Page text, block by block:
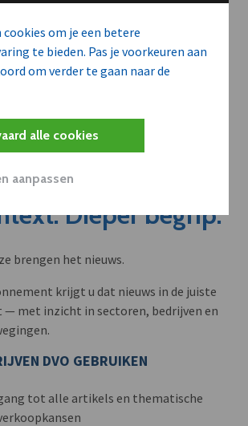
cookies om je een betere
te bieden. Pas je voorkeuren aan
om verder te gaan naar de
alle cookies
aanpassen
Dieper begrip.
brengen het nieuws.
krijgt u dat nieuws in de juiste
— met inzicht in sectoren, bedrijven en
DVO GEBRUIKEN
tot alle artikels en thematische